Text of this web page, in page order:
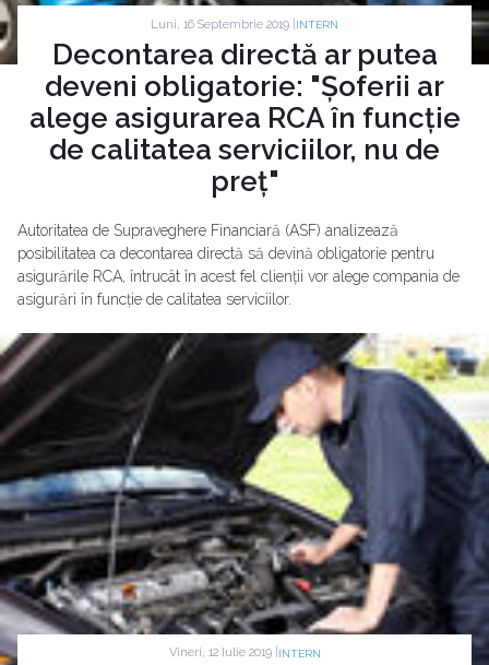
Luni, 16 Septembrie 2019 | INTERN
Decontarea directă ar putea
deveni obligatorie: "Șoferii ar
alege asigurarea RCA în funcție
de calitatea serviciilor, nu de
preț"
Autoritatea de Supraveghere Financiară (ASF) analizează
posibilitatea ca decontarea directă să devină obligatorie pentru
asigurările RCA, întrucât în acest fel clienții vor alege compania de
asigurări în funcție de calitatea serviciilor.
Vineri, 12 Iulie 2019 | INTERN